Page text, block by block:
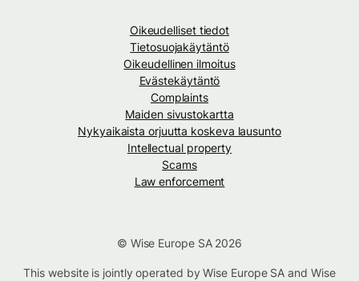
Oikeudelliset tiedot
Tietosuojakäytäntö
Oikeudellinen ilmoitus
Evästekäytäntö
Complaints
Maiden sivustokartta
Nykyaikaista orjuutta koskeva lausunto
Intellectual property
Scams
Law enforcement
© Wise Europe SA 2026
This website is jointly operated by Wise Europe SA and Wise